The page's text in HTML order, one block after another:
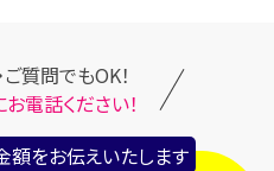
で無料相談する
質問でもOK！
電話ください！
額をお伝えいたします